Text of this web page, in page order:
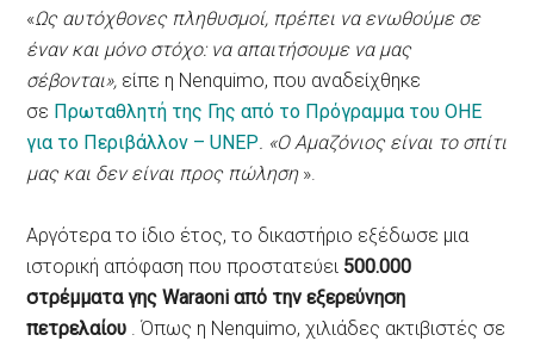
«Ως αυτόχθονες πληθυσμοί, πρέπει να ενωθούμε σε
έναν και μόνο στόχο: να απαιτήσουμε να μας
σέβονται», είπε η Nenquimo, που αναδείχθηκε
σε Πρωταθλητή της Γης από το Πρόγραμμα του ΟΗΕ
για το Περιβάλλον – UNEP . «Ο Αμαζόνιος είναι το σπίτι
μας και δεν είναι προς πώληση».
Αργότερα το ίδιο έτος, το δικαστήριο εξέδωσε μια
ιστορική απόφαση που προστατεύει 500.000
στρέμματα γης Waraoni από την εξερεύνηση
πετρελαίου . Όπως η Nenquimo, χιλιάδες ακτιβιστές σε